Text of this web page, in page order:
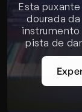
Esta
dourada
instrumento
pista de